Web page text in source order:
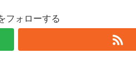
フォローする